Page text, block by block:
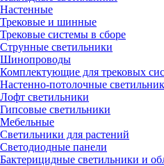
Настенные
Трековые и шинные
Трековые системы в сборе
Струнные светильники
Шинопроводы
Комплектующие для трековых
Настенно-потолочные
Лофт светильники
Гипсовые светильники
Мебельные
Светильники для растений
Светодиодные панели
Бактерицидные светильники и